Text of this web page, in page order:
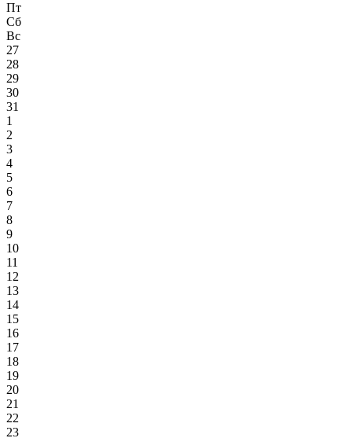
Пт
Сб
Вс
27
28
29
30
31
1
2
3
4
5
6
7
8
9
10
11
12
13
14
15
16
17
18
19
20
21
22
23